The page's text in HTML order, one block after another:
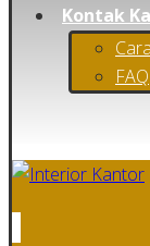
Kontak
FAQ